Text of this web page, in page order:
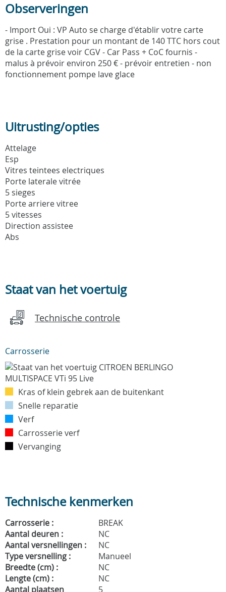
Observeringen
- Import Oui : VP Auto se charge d'établir votre carte
grise . Prestation pour un montant de 140 TTC hors cout
de la carte grise voir CGV - Car Pass + CoC fournis -
malus à prévoir environ 250 € - prévoir entretien - non
fonctionnement pompe lave glace
Uitrusting/opties
Attelage
Esp
Vitres teintees electriques
Porte laterale vitrée
5 sieges
Porte arriere vitree
5 vitesses
Direction assistee
Abs
Staat van het voertuig
Technische controle
Carrosserie
Kras of klein gebrek aan de buitenkant
Snelle reparatie
Verf
Carrosserie verf
Vervanging
Technische kenmerken
Carrosserie :
BREAK
Aantal deuren :
NC
Aantal versnellingen :
NC
Type versnelling :
Manueel
Breedte (cm) :
NC
Lengte (cm) :
NC
Aantal plaatsen
5